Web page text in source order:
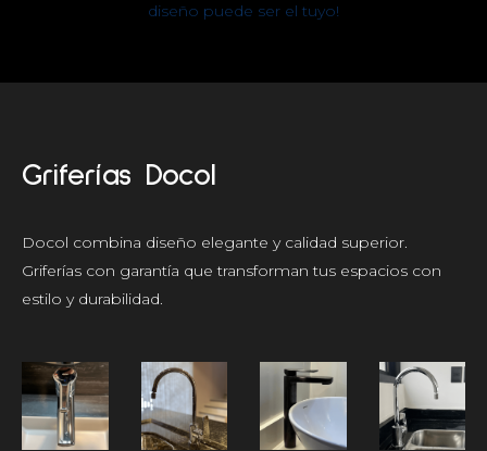
diseño puede ser el tuyo!
Griferías Docol
Docol combina diseño elegante y calidad superior.
Griferías con garantía que transforman tus espacios con
estilo y durabilidad.